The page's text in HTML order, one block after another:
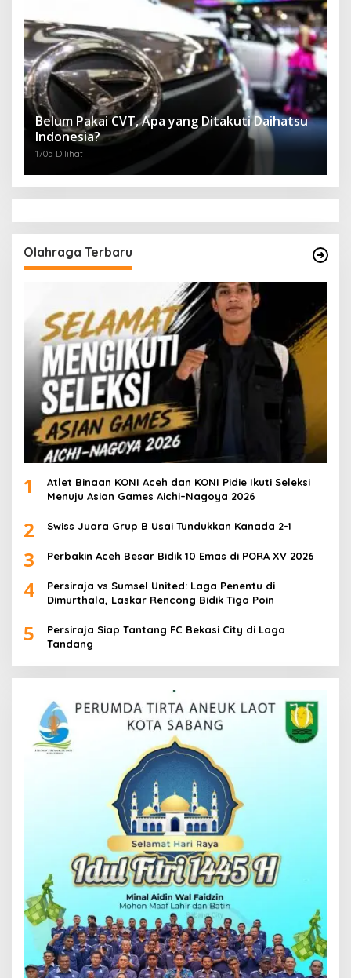
Belum Pakai CVT, Apa yang Ditakuti Daihatsu
Indonesia?
1705 Dilihat
Olahraga Terbaru
1
Atlet Binaan KONI Aceh dan KONI Pidie Ikuti Seleksi
Menuju Asian Games Aichi–Nagoya 2026
2 Swiss Juara Grup B Usai Tundukkan Kanada 2-1
3 Perbakin Aceh Besar Bidik 10 Emas di PORA XV 2026
4
Persiraja vs Sumsel United: Laga Penentu di
Dimurthala, Laskar Rencong Bidik Tiga Poin
5
Persiraja Siap Tantang FC Bekasi City di Laga
Tandang